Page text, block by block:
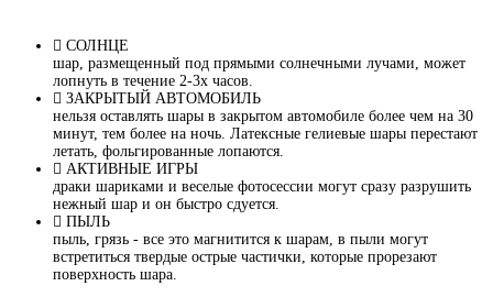
СОЛНЦЕ
шар, размещенный под прямыми солнечными лучами, может
лопнуть в течение 2-3х часов.
ЗАКРЫТЫЙ АВТОМОБИЛЬ
нельзя оставлять шары в закрытом автомобиле более чем на 30
минут, тем более на ночь. Латексные гелиевые шары перестают
летать, фольгированные лопаются.
АКТИВНЫЕ ИГРЫ
драки шариками и веселые фотосессии могут сразу разрушить
нежный шар и он быстро сдуется.
ПЫЛЬ
пыль, грязь - все это магнитится к шарам, в пыли могут
встретиться твердые острые частички, которые прорезают
поверхность шара.